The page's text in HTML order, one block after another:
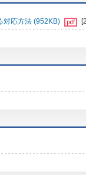
対応方法 (952KB)